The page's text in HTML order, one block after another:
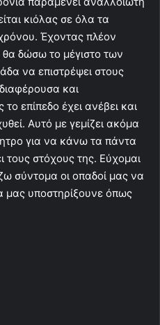
κιόλας σε όλα τα
Έχοντας πλέον
θα δώσω το μέγιστο των
να επιστρέψει στους
και
επίπεδο έχει ανέβει και
Αυτό με γεμίζει ακόμα
για να κάνω τα πάντα
στόχους της. Εύχομαι
σύντομα οι οπαδοί μας να
μας υποστηρίξουνε όπως